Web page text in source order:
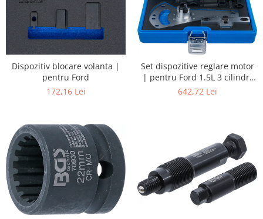
Dispozitiv blocare volanta |
pentru Ford
172,16 Lei
Set dispozitive reglare motor
| pentru Ford 1.5L 3 cilindri
EcoBoost motoare cu benzina
642,72 Lei